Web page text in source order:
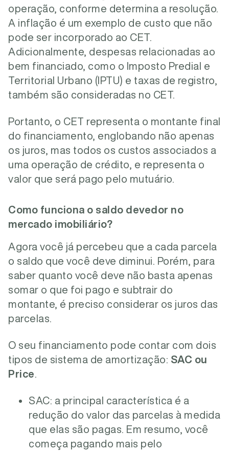
operação, conforme determina a resolução.
A inflação é um exemplo de custo que não
pode ser incorporado ao CET.
Adicionalmente, despesas relacionadas ao
bem financiado, como o Imposto Predial e
Territorial Urbano (IPTU) e taxas de registro,
também são consideradas no CET.
Portanto, o CET representa o montante final
do financiamento, englobando não apenas
os juros, mas todos os custos associados a
uma operação de crédito, e representa o
valor que será pago pelo mutuário.
Como funciona o saldo devedor no
mercado imobiliário?
Agora você já percebeu que a cada parcela
o saldo que você deve diminui. Porém, para
saber quanto você deve não basta apenas
somar o que foi pago e subtrair do
montante, é preciso considerar os juros das
parcelas.
O seu financiamento pode contar com dois
tipos de sistema de amortização: SAC ou
Price
SAC: a principal característica é a
redução do valor das parcelas à medida
que elas são pagas. Em resumo, você
começa pagando mais pelo